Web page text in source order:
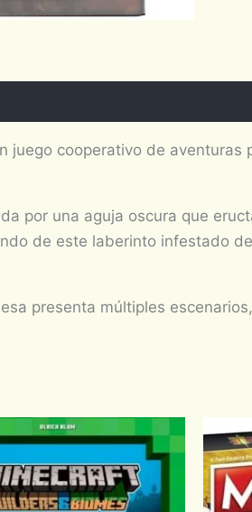
juego cooperativo de
por una aguja oscura que
de este laberinto infestado
presenta múltiples